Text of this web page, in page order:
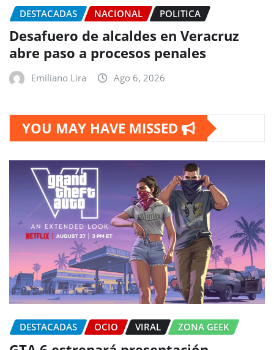
DESTACADAS NACIONAL POLITICA
Desafuero de alcaldes en Veracruz
abre paso a procesos penales
Emiliano Lira Ago 6, 2026
YOU MAY HAVE MISSED
DESTACADAS OCIO VIRAL ZONA GEEK